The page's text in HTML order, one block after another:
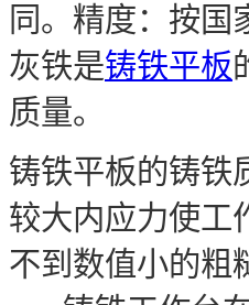
同。精度：按国
灰铁是铸铁平板
质量。
铸铁平板的铸铁
较大内应力使工
不到数值小的粗